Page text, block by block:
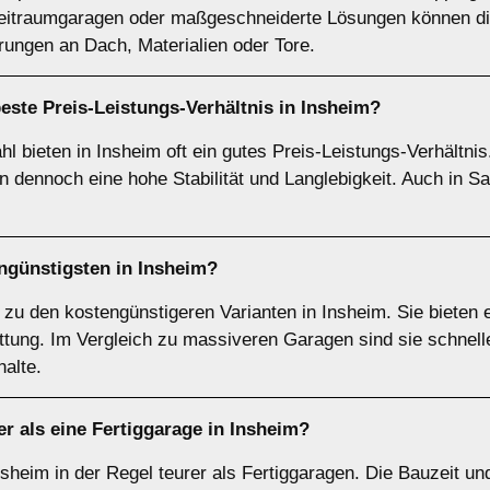
oder maßgeschneiderte Lösungen können
an Dach, Materialien oder Tore.
Preis-Leistungs-Verhältnis in Insheim?
bieten in Insheim oft ein gutes Preis-Leistungs-
dennoch eine hohe Stabilität und Langlebigkeit. Auch in
in Insheim?
den kostengünstigeren Varianten in Insheim. Sie bieten
Im Vergleich zu massiveren Garagen sind sie
als eine Fertiggarage in Insheim?
in der Regel teurer als Fertiggaragen. Die Bauzeit